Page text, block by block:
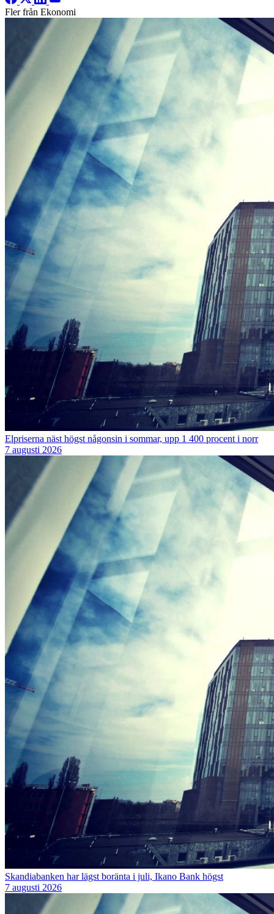
Fler från Ekonomi
Elpriserna näst högst någonsin i sommar, upp 1 400 procent i norr
7 augusti 2026
Skandiabanken har lägst boränta i juli, Ikano Bank högst
7 augusti 2026